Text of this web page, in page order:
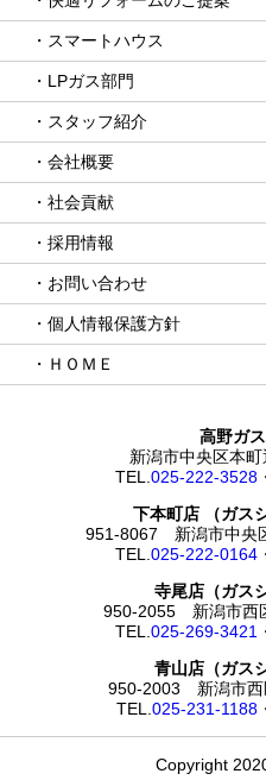
・スマートハウス
・LPガス部門
・スタッフ紹介
・会社概要
・社会貢献
・採用情報
・お問い合わせ
・個人情報保護方針
・ＨＯＭＥ
高野ガ
新潟市中央区本
TEL. 025-222-3528
下本町店 （ガス
951-8067 新潟市中央
TEL. 025-222-0164
寺尾店（ガス
950-2055 新潟市西
TEL. 025-269-3421
青山店（ガス
950-2003 新潟市西
TEL. 025-231-1188
Copyright